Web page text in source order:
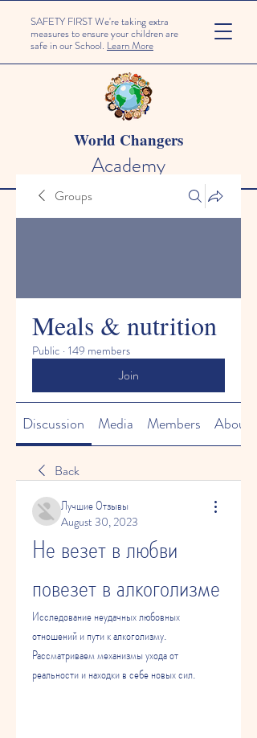
SAFETY FIRST We're taking extra
measures to ensure your children are
safe in our School. Learn More
World Changers
Academy
Groups
Meals & nutrition
Public · 149 members
Join
Discussion Media Members About
Back
Лучшие Отзывы
August 30, 2023
Не везет в любви
повезет в алкоголизме
Исследование неудачных любовных
отношений и пути к алкоголизму.
Рассматриваем механизмы ухода от
реальности и находки в себе новых сил.